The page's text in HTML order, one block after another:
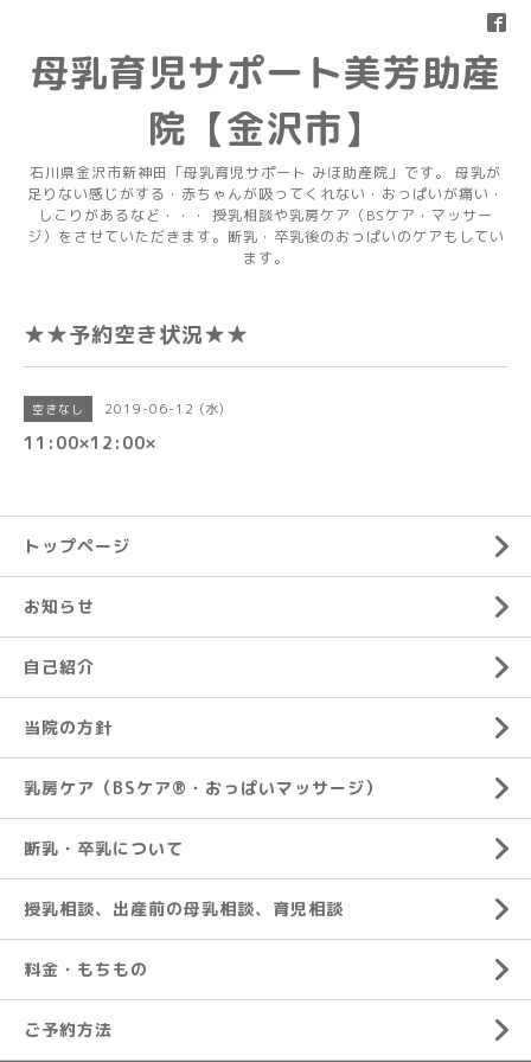
母乳育児サポート美芳助産
院【金沢市】
石川県金沢市新神田「母乳育児サポート みほ助産院」です。 母乳が
足りない感じがする・赤ちゃんが吸ってくれない・おっぱいが痛い・
しこりがあるなど・・・ 授乳相談や乳房ケア（BSケア・マッサー
ジ）をさせていただきます。断乳・卒乳後のおっぱいのケアもしてい
ます。
★★予約空き状況★★
空きなし 2019-06-12 (水)
11:00×12:00×
トップページ
お知らせ
自己紹介
当院の方針
乳房ケア（BSケア®︎・おっぱいマッサージ）
断乳・卒乳について
授乳相談、出産前の母乳相談、育児相談
料金・もちもの
ご予約方法